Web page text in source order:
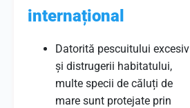
internațional
Datorită pescuitului excesiv
și distrugerii habitatului,
multe specii de căluți de
mare sunt protejate prin